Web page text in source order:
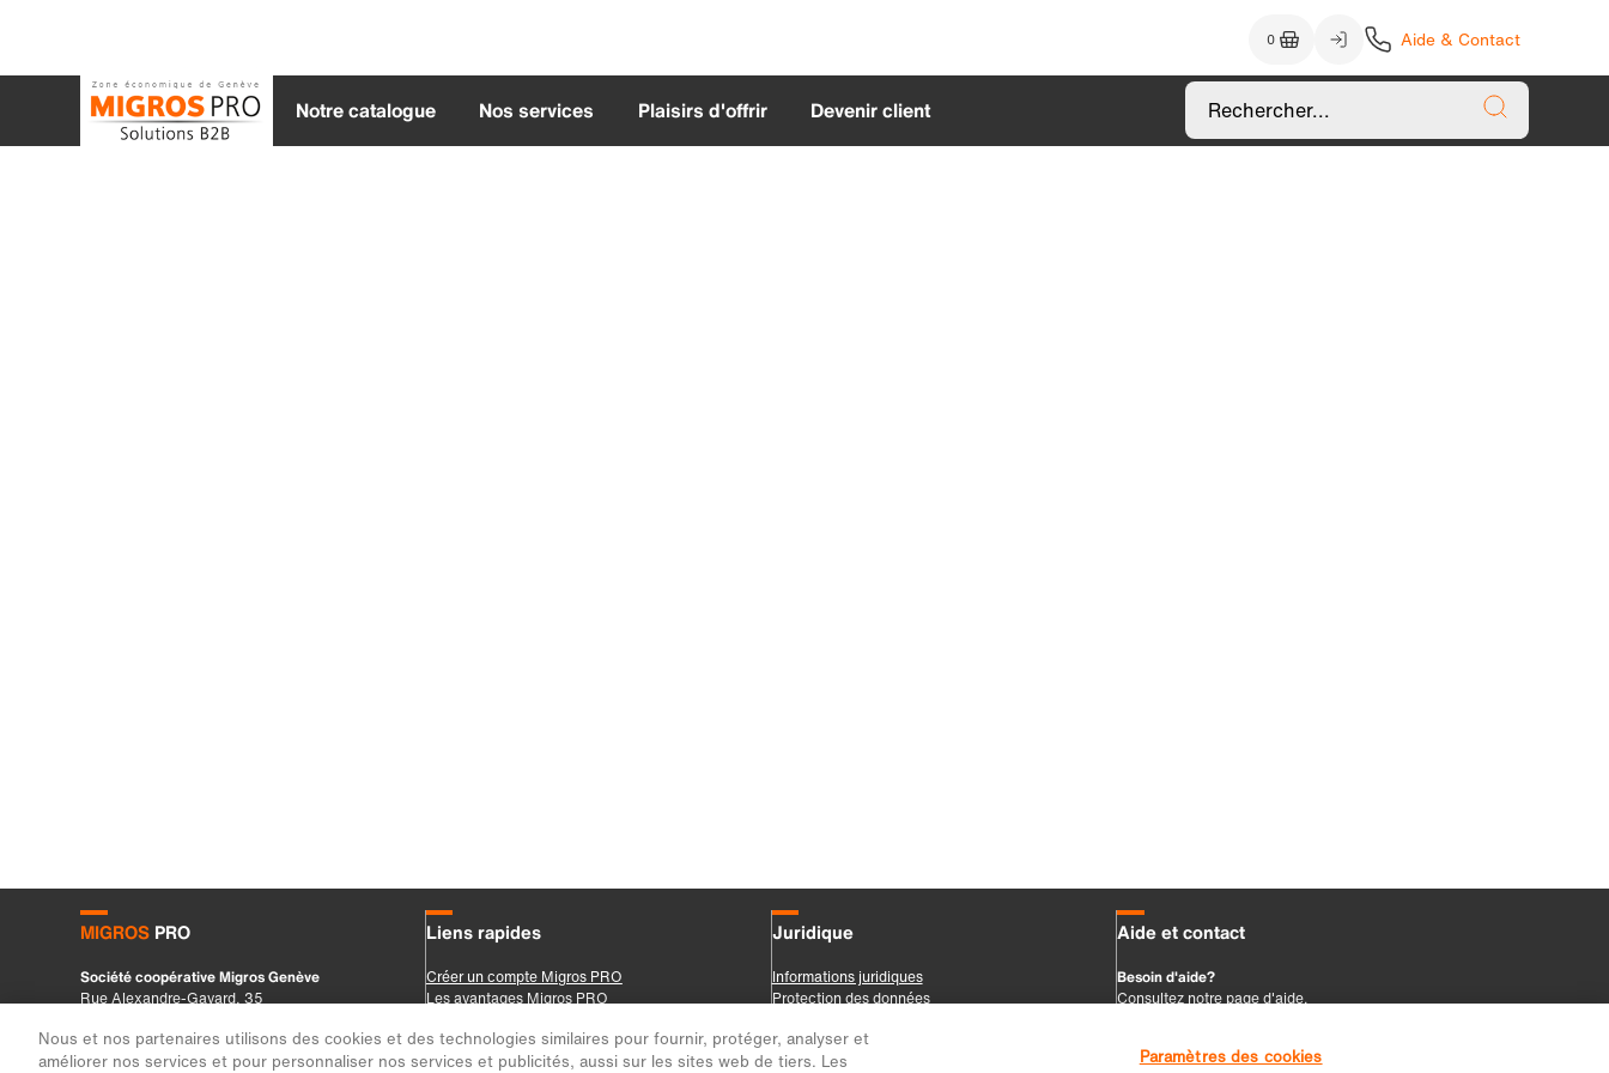
Nous et nos partenaires utilisons des cookies et des technologies similaires pour fournir, protéger, analyser et
améliorer nos services et pour personnaliser nos services et publicités, aussi sur les sites web de tiers. Les
Paramètres des cookies